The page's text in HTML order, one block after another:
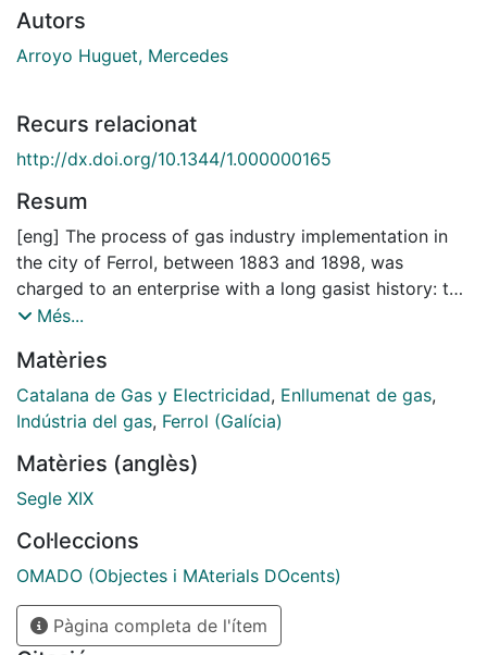
Autors
Arroyo Huguet, Mercedes
Recurs relacionat
http://dx.doi.org/10.1344/1.000000165
Resum
[eng] The process of gas industry implementation in
the city of Ferrol, between 1883 and 1898, was
charged to an enterprise with a long gasist history: the
Sociedad Catalana para el Alumbrado por Gas, of
perspectives: technological, economical and social
essentially. The conflicts among the different
sensibilities, of which had decision capacity on the
owners, the local power and the particular consumers-
were determinants of the definitive final of the gas
These circumstances -the generalization of conflict-
and the emergence of a more efficient lighting system,
the electricity, were the principal reasons of the short
live of the gas enterprise activities in Ferrol.
Més...
Matèries
Catalana de Gas y Electricidad, Enllumenat de gas,
Indústria del gas, Ferrol (Galícia)
Matèries (anglès)
Segle XIX
Col·leccions
OMADO (Objectes i MAterials DOcents)
Pàgina completa de l'ítem